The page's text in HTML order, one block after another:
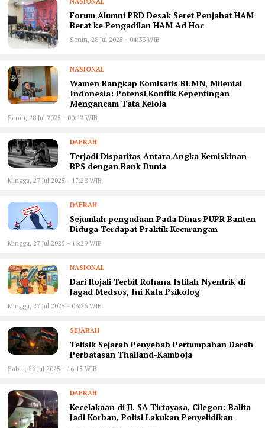
Forum Alumni PRD Desak Seret Penjahat HAM
Berat ke Pengadilan HAM Ad Hoc
Senin, 28 Jul 2025 - 04:33 WIB
NASIONAL
Wamen Rangkap Komisaris BUMN, Milenial
Indonesia: Potensi Konflik Kepentingan
Mengancam Tata Kelola
Senin, 28 Jul 2025 - 00:22 WIB
DAERAH
Terjadi Disparitas Antara Angka Kemiskinan
BPS dengan Bank Dunia
Minggu, 27 Jul 2025 - 17:28 WIB
DAERAH
Sejumlah pengadaan Pada Dinas PUPR Banten
Diduga Terdapat Praktik Kecurangan
Minggu, 27 Jul 2025 - 16:29 WIB
NASIONAL
Dari Rojali Terbit Rohana Istilah Nyentrik di
Jagad Medsos, Ini Kata Psikolog
Minggu, 27 Jul 2025 - 03:26 WIB
SEJARAH
Telisik Sejarah Penyebab Pertumpahan Darah
Perbatasan Thailand-Kamboja
Sabtu, 26 Jul 2025 - 16:15 WIB
DAERAH
Kecelakaan di Jl. SA Tirtayasa, Cilegon: Balita
Jadi Korban, Polisi Lakukan Penyelidikan